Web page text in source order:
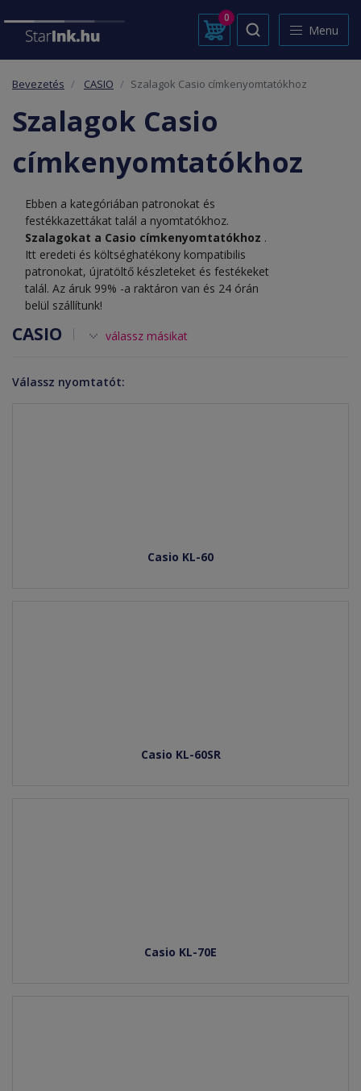
0
Menu
Bevezetés CASIO Szalagok Casio címkenyomtatókhoz
Szalagok Casio
címkenyomtatókhoz
Ebben a kategóriában patronokat és
festékkazettákat talál a nyomtatókhoz.
Szalagokat a Casio címkenyomtatókhoz .
Itt eredeti és költséghatékony kompatibilis
patronokat, újratöltő készleteket és festékeket
talál. Az áruk 99% -a raktáron van és 24 órán
belül szállítunk!
CASIO válassz másikat
Válassz nyomtatót:
Casio KL-60
Casio KL-60SR
Casio KL-70E